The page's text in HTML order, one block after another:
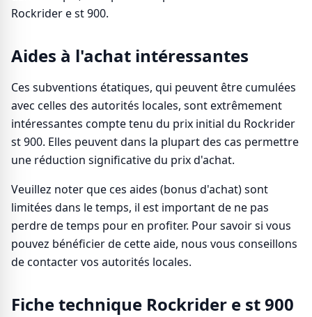
Rockrider e st 900.
Aides à l'achat intéressantes
Ces subventions étatiques, qui peuvent être cumulées
avec celles des autorités locales, sont extrêmement
intéressantes compte tenu du prix initial du Rockrider
st 900. Elles peuvent dans la plupart des cas permettre
une réduction significative du prix d'achat.
Veuillez noter que ces aides (bonus d'achat) sont
limitées dans le temps, il est important de ne pas
perdre de temps pour en profiter. Pour savoir si vous
pouvez bénéficier de cette aide, nous vous conseillons
de contacter vos autorités locales.
Fiche technique Rockrider e st 900